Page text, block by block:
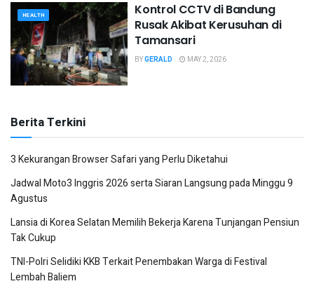
HEALTH
Kontrol CCTV di Bandung
Rusak Akibat Kerusuhan di
Tamansari
BYGERALD MAY 2, 2026
Berita Terkini
3 Kekurangan Browser Safari yang Perlu Diketahui
Jadwal Moto3 Inggris 2026 serta Siaran Langsung pada Minggu 9
Agustus
Lansia di Korea Selatan Memilih Bekerja Karena Tunjangan Pensiun
Tak Cukup
TNI-Polri Selidiki KKB Terkait Penembakan Warga di Festival
Lembah Baliem